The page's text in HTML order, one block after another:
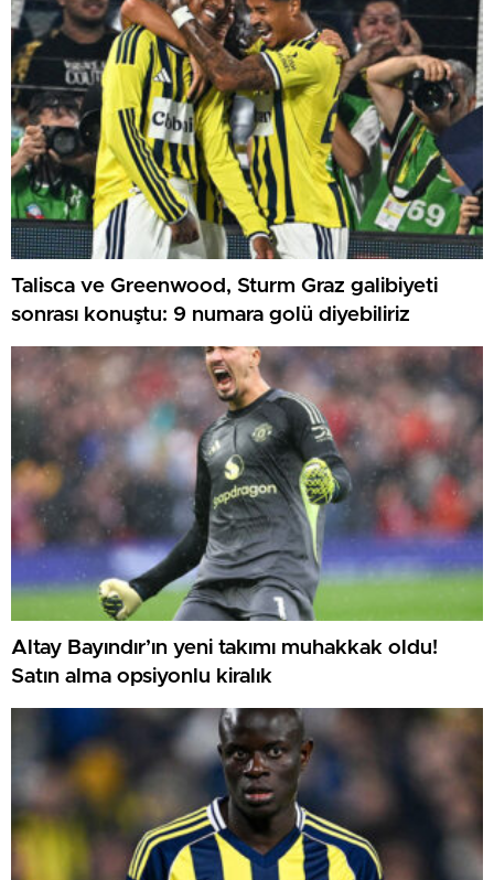
Talisca ve Greenwood, Sturm Graz galibiyeti
sonrası konuştu: 9 numara golü diyebiliriz
Altay Bayındır’ın yeni takımı muhakkak oldu!
Satın alma opsiyonlu kiralık